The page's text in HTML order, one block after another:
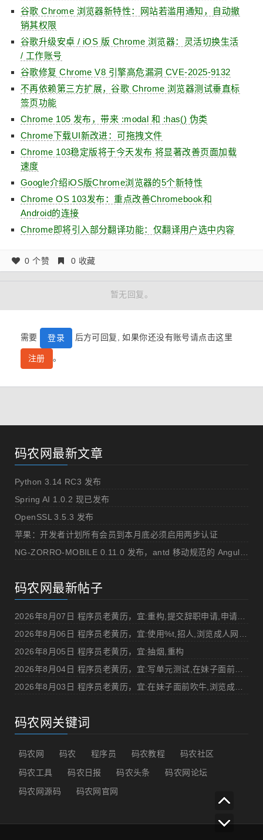
谷歌 Chrome 浏览器新特性：网站若滥用通知，自动撤
销其权限
谷歌升级安卓 / iOS 版 Chrome 浏览器：灵活切换生活
/ 工作账号
谷歌修复 Chrome V8 引擎高危漏洞 CVE-2025-9132
不再依赖第三方扩展，谷歌 Chrome 浏览器测试垂直标
签页功能
Chrome 105 发布，带来 :modal 和 :has() 伪类
Chrome下载UI新改进：可拖拽文件
Chrome 103稳定版将于今天发布 将显著改善页面加载
速度
Google介绍iOS版Chrome浏览器的5个新特性
Chrome OS 103发布：重点改善Chromebook和
Android的连接
Chrome即将引入部分翻译功能：仅翻译用户选中内容
0 个赞 0 收藏
暂无回复。
需要 登录 后方可回复, 如果你还没有账号请点击这里
注册 。
码农网最新文章
Python 3.14 RC3 发布
Spring AI 1.0.2 现已发布
OpenSSL 3.5.3 发布
苹果：开发者计划所有会员到本月底必须启用两步认证
码农网最新帖子
2026年8月05日 程序员老黄历，宜:抽烟,重构
码农网关键词
码农网 码农 程序员 码农教程
码农社区
码农工具
码农日报 码农头条
码农网论坛
码农网源码
码农网官网